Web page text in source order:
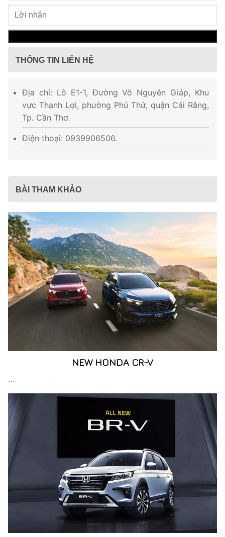
THÔNG TIN LIÊN HỆ
Địa chỉ: Lô E1-1, Đường Võ Nguyên Giáp, Khu
vực Thạnh Lợi, phường Phú Thứ, quận Cái Răng,
Tp. Cần Thơ.
Điện thoại: 0939906506.
BÀI THAM KHẢO
NEW HONDA CR-V
…